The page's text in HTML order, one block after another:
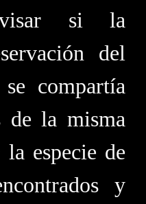
si la
del
compartía
de la misma
especie de
y